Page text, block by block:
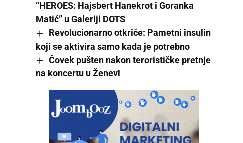
“HEROES: Hajsbert Hanekrot i Goranka
Matić” u Galeriji DOTS
Revolucionarno otkriće: Pametni insulin
koji se aktivira samo kada je potrebno
Čovek pušten nakon terorističke pretnje
na koncertu u Ženevi